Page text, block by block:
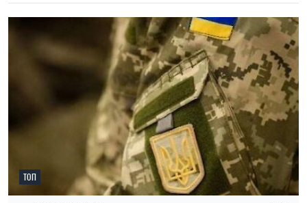
20:27, 06.08.2026 201
Российские удары по складам: ждать ли дефицита
товаров и роста цен в Украине